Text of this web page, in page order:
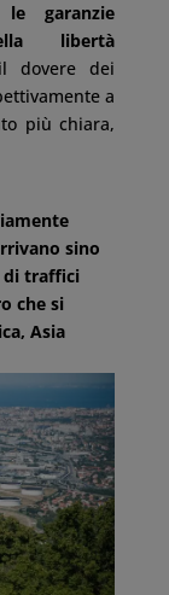
garanzie
libertà
dovere dei
a
più chiara,
sino
di traffici
che si
Asia